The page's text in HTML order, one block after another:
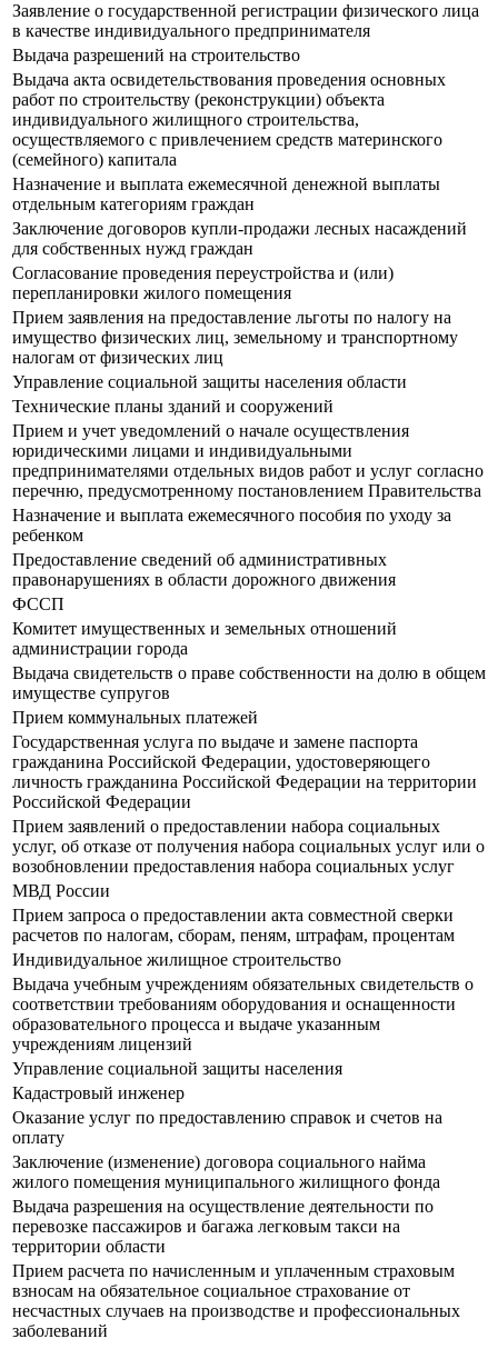
Заявление о государственной регистрации физического лица
в качестве индивидуального предпринимателя
Выдача разрешений на строительство
Выдача акта освидетельствования проведения основных
работ по строительству (реконструкции) объекта
индивидуального жилищного строительства,
осуществляемого с привлечением средств материнского
(семейного) капитала
Назначение и выплата ежемесячной денежной выплаты
отдельным категориям граждан
Заключение договоров купли-продажи лесных насаждений
для собственных нужд граждан
Согласование проведения переустройства и (или)
перепланировки жилого помещения
Прием заявления на предоставление льготы по налогу на
имущество физических лиц, земельному и транспортному
налогам от физических лиц
Управление социальной защиты населения области
Технические планы зданий и сооружений
Прием и учет уведомлений о начале осуществления
юридическими лицами и индивидуальными
предпринимателями отдельных видов работ и услуг согласно
перечню, предусмотренному постановлением Правительства
Назначение и выплата ежемесячного пособия по уходу за
ребенком
Предоставление сведений об административных
правонарушениях в области дорожного движения
ФССП
Комитет имущественных и земельных отношений
администрации города
Выдача свидетельств о праве собственности на долю в общем
имуществе супругов
Прием коммунальных платежей
Государственная услуга по выдаче и замене паспорта
гражданина Российской Федерации, удостоверяющего
личность гражданина Российской Федерации на территории
Российской Федерации
Прием заявлений о предоставлении набора социальных
услуг, об отказе от получения набора социальных услуг или о
возобновлении предоставления набора социальных услуг
МВД России
Прием запроса о предоставлении акта совместной сверки
расчетов по налогам, сборам, пеням, штрафам, процентам
Индивидуальное жилищное строительство
Выдача учебным учреждениям обязательных свидетельств о
соответствии требованиям оборудования и оснащенности
образовательного процесса и выдаче указанным
учреждениям лицензий
Управление социальной защиты населения
Кадастровый инженер
Оказание услуг по предоставлению справок и счетов на
оплату
Заключение (изменение) договора социального найма
жилого помещения муниципального жилищного фонда
Выдача разрешения на осуществление деятельности по
перевозке пассажиров и багажа легковым такси на
территории области
Прием расчета по начисленным и уплаченным страховым
взносам на обязательное социальное страхование от
несчастных случаев на производстве и профессиональных
заболеваний